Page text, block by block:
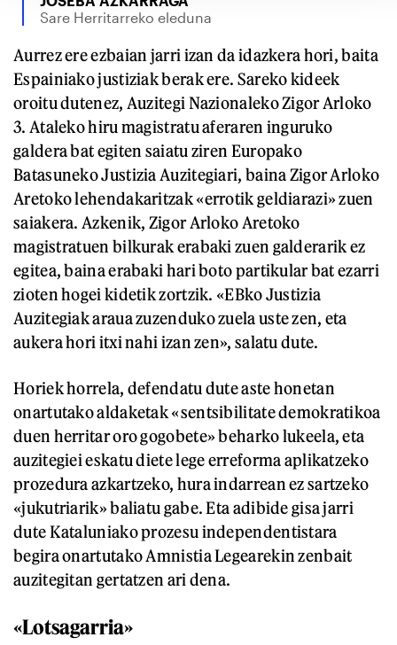
Sare Herritarreko eleduna
Aurrez ere ezbaian jarri izan da idazkera hori, baita
Espainiako justiziak berak ere. Sareko kideek
oroitu dutenez, Auzitegi Nazionaleko Zigor Arloko
3. Ataleko hiru magistratu aferaren inguruko
galdera bat egiten saiatu ziren Europako
Batasuneko Justizia Auzitegiari, baina Zigor Arloko
Aretoko lehendakaritzak «errotik geldiarazi» zuen
saiakera. Azkenik, Zigor Arloko Aretoko
magistratuen bilkurak erabaki zuen galderarik ez
egitea, baina erabaki hari boto partikular bat ezarri
zioten hogei kidetik zortzik. «EBko Justizia
Auzitegiak araua zuzenduko zuela uste zen, eta
aukera hori itxi nahi izan zen», salatu dute.
Horiek horrela, defendatu dute aste honetan
onartutako aldaketak «sentsibilitate demokratikoa
duen herritar oro gogobete» beharko lukeela, eta
auzitegiei eskatu diete lege erreforma aplikatzeko
prozedura azkartzeko, hura indarrean ez sartzeko
«jukutriarik» baliatu gabe. Eta adibide gisa jarri
dute Kataluniako prozesu independentistara
begira onartutako Amnistia Legearekin zenbait
auzitegitan gertatzen ari dena.
«Lotsagarria»